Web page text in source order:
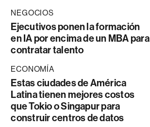
NEGOCIOS
Ejecutivos ponen la formación
en IA por encima de un MBA para
contratar talento
ECONOMÍA
Estas ciudades de América
Latina tienen mejores costos
que Tokio o Singapur para
construir centros de datos